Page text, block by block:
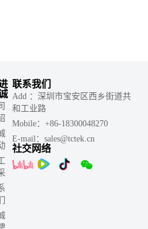
联系我们
Add ：深圳市宝安区西乡街道共
和工业路
Mobile：+86-18300048270
E-mail：sales@tctek.cn
社交网络